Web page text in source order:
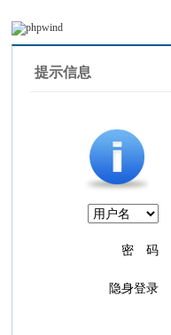
提示信息
密 码
隐身登录